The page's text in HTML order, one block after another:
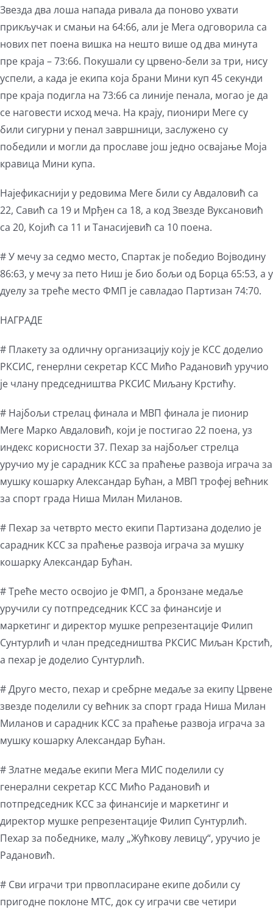
Звезда два лоша напада ривала да поново ухвати
прикључак и смањи на 64:66, али је Мега одговорила са
нових пет поена вишка на нешто више од два минута
пре краја – 73:66. Покушали су црвено-бели за три, нису
успели, а када је екипа која брани Мини куп 45 секунди
пре краја подигла на 73:66 са линије пенала, могао је да
се наговести исход меча. На крају, пионири Меге су
били сигурни у пенал завршници, заслужено су
победили и могли да прославе још једно освајање Моја
кравица Мини купа.
Најефикаснији у редовима Меге били су Авдаловић са
22, Савић са 19 и Мрђен са 18, а код Звезде Вуксановић
са 20, Којић са 11 и Танасијевић са 10 поена.
# У мечу за седмо место, Спартак је победио Војводину
86:63, у мечу за пето Ниш је био бољи од Борца 65:53, а у
дуелу за треће место ФМП је савладао Партизан 74:70.
НАГРАДЕ
# Плакету за одличну организацију коју је КСС доделио
РКСИС, генерлни секретар КСС Мићо Радановић уручио
је члану председништва РКСИС Миљану Крстићу.
# Најбољи стрелац финала и МВП финала је пионир
Меге Марко Авдаловић, који је постигао 22 поена, уз
индекс корисности 37. Пехар за најбољег стрелца
уручио му је сарадник КСС за праћење развоја играча за
мушку кошарку Александар Бућан, а МВП трофеј већник
за спорт града Ниша Милан Миланов.
# Пехар за четврто место екипи Партизана доделио је
сарадник КСС за праћење развоја играча за мушку
кошарку Александар Бућан.
# Треће место освојио је ФМП, а бронзане медаље
уручили су потпредседник КСС за финансије и
маркетинг и директор мушке репрезентације Филип
Сунтурлић и члан председништва РКСИС Миљан Крстић,
а пехар је доделио Сунтурлић.
# Друго место, пехар и сребрне медаље за екипу Црвене
звезде поделили су већник за спорт града Ниша Милан
Миланов и сарадник КСС за праћење развоја играча за
мушку кошарку Александар Бућан.
# Златне медаље екипи Мега МИС поделили су
генерални секретар КСС Мићо Радановић и
потпредседник КСС за финансије и маркетинг и
директор мушке репрезентације Филип Сунтурлић.
Пехар за победнике, малу „Жућкову левицу“, уручио је
Радановић.
# Сви играчи три првопласиране екипе добили су
пригодне поклоне МТС, док су играчи све четири